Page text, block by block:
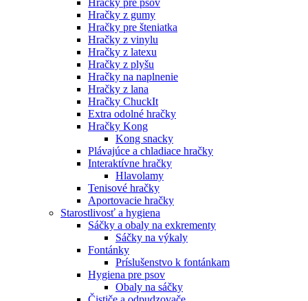
Hračky pre psov
Hračky z gumy
Hračky pre šteniatka
Hračky z vinylu
Hračky z latexu
Hračky z plyšu
Hračky na naplnenie
Hračky z lana
Hračky ChuckIt
Extra odolné hračky
Hračky Kong
Kong snacky
Plávajúce a chladiace hračky
Interaktívne hračky
Hlavolamy
Tenisové hračky
Aportovacie hračky
Starostlivosť a hygiena
Sáčky a obaly na exkrementy
Sáčky na výkaly
Fontánky
Príslušenstvo k fontánkam
Hygiena pre psov
Obaly na sáčky